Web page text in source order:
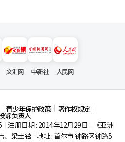
文汇网 中新社 人民网
青少年保护政策 著作权规定
诉负责人
注册日期 : 2014年12月29日
《亚洲
、梁圭铉 地址 : 首尔市钟路区钟路5